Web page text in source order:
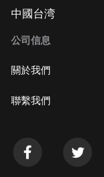
中國台湾
公司信息
關於我們
聯繫我們